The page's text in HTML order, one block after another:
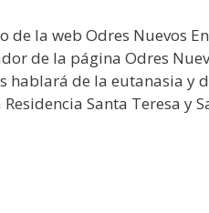
de la web Odres Nuevos
de la página Odres
hablará de la eutanasia y
Santa Teresa y